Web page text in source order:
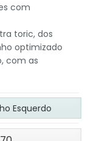
com
toric, dos
optimizado
com as
Esquerdo